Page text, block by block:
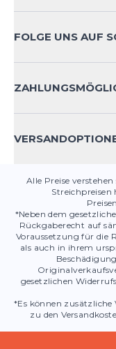
KONTAKT
FOLGE UNS AUF
Alle Preise
Streichpreisen
*Neben dem
Rückgaberecht auf
Voraussetzung für die
als auch in ihrem
gesetzlichen
*Es können
zu den